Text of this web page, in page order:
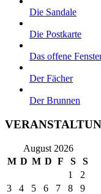
Die Sandale
Die Postkarte
Das offene
Der Fächer
Der Brunnen
August 2026
M D M D F S S
1
2
3
4 5 6 7 8
9